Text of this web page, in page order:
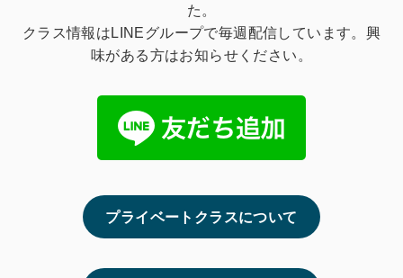
た。
クラス情報はLINEグループで毎週配信しています。興
味がある方はお知らせください。
プライベートクラスについて